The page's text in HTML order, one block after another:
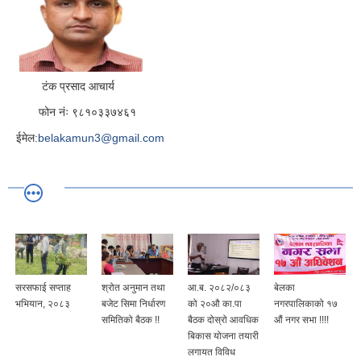
टंक प्रसाद आचार्य
फोन नंः ९८१०३३७४६१
ईमेल:belakamun3@gmail.com
सप्ताह
२०८३
श्रोत अनुमान तथा
बजेट सिमा निर्धारण
समितिको बैठक !!
आ.ब. २०८२/०८३
को २०औ का.पा
बैठक दोस्रो आवधिक
बिकास योजना तयारी
लगायत विविध
बेलका
नगरपालिकाको १७
औं नगर सभा !!!!